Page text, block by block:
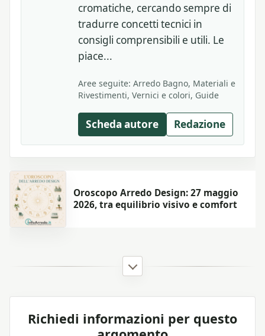
cromatiche, cercando sempre di
tradurre concetti tecnici in
consigli comprensibili e utili. Le
piace...
Aree seguite: Arredo Bagno, Materiali e
Rivestimenti, Vernici e colori, Guide
Scheda autore Redazione
Oroscopo Arredo Design: 27 maggio
2026, tra equilibrio visivo e comfort
Richiedi informazioni per questo